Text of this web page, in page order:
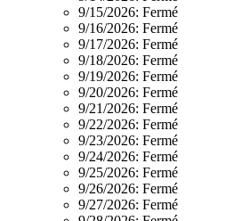
9/15/2026: Fermé
9/16/2026: Fermé
9/17/2026: Fermé
9/18/2026: Fermé
9/19/2026: Fermé
9/20/2026: Fermé
9/21/2026: Fermé
9/22/2026: Fermé
9/23/2026: Fermé
9/24/2026: Fermé
9/25/2026: Fermé
9/26/2026: Fermé
9/27/2026: Fermé